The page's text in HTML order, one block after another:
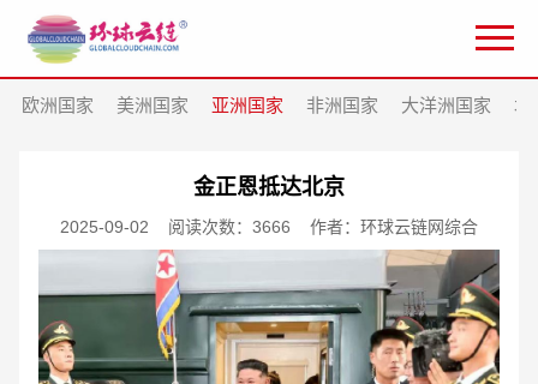
欧洲国家 美洲国家 亚洲国家 非洲国家 大洋洲国家 北
金正恩抵达北京
2025-09-02 阅读次数：3666 作者：环球云链网综合